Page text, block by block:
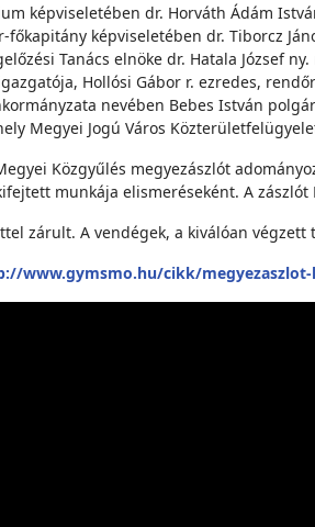
képviseletében dr. Horváth Ádám
főkapitány képviseletében dr. Tiborcz
Tanács elnöke dr. Hatala József
Hollósi Gábor r. ezredes,
nevében Bebes István
Megyei Jogú Város
Közgyűlés megyezászlót
munkája elismeréseként. A
zárult. A vendégek, a kiválóan
www.gymsmo.hu/cikk/